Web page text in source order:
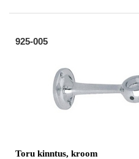
925-005
Toru kinntus, kroom